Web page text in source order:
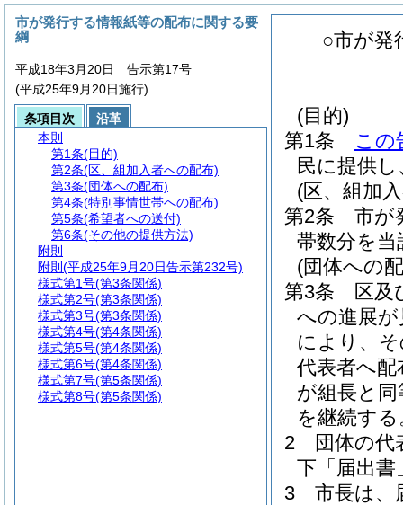
○市が発
(目的)
第1条
この
民に提供
(区、組加
第2条
市が
帯数分を
(団体への
第3条
区及
への進展
により、
代表者へ配
が組長と
を継続する
2
団体の代
下「届出
3
市長は、
市が発行する情報紙等の配布に関する要
綱
平成18年3月20日 告示第17号
(平成25年9月20日施行)
条項目次
沿革
本則
第1条(目的)
第2条(区、組加入者への配布)
第3条(団体への配布)
第4条(特別事情世帯への配布)
第5条(希望者への送付)
第6条(その他の提供方法)
附則
附則 (平成25年9月20日告示第232号)
様式第1号(第3条関係)
様式第2号(第3条関係)
様式第3号(第3条関係)
様式第4号(第4条関係)
様式第5号(第4条関係)
様式第6号(第4条関係)
様式第7号(第5条関係)
様式第8号(第5条関係)